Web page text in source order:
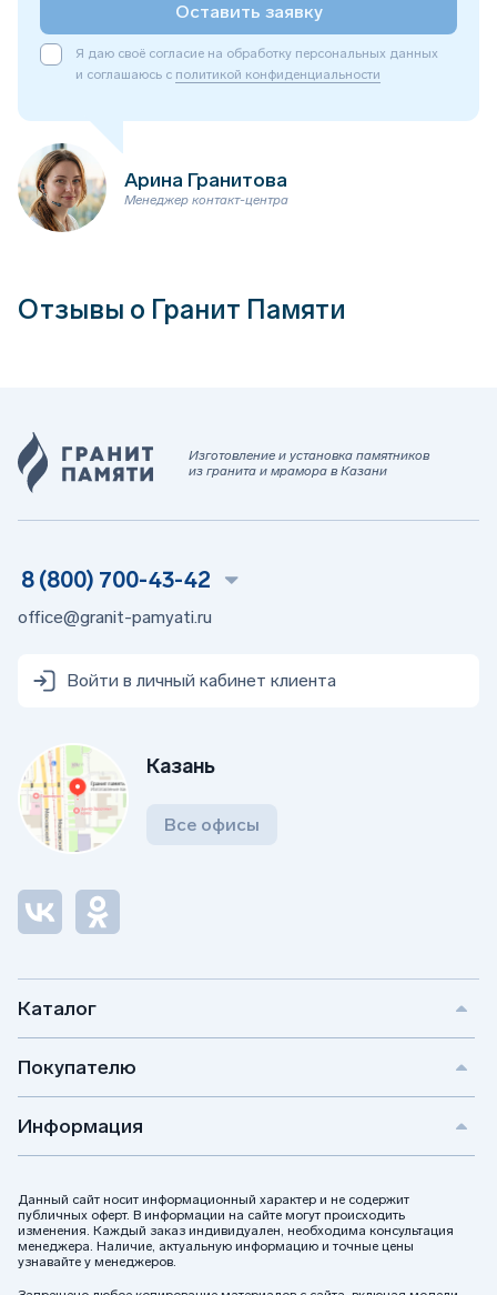
Оставить заявку
Я даю своё согласие на обработку персональных данных
и соглашаюсь с политикой конфиденциальности
Арина Гранитова
Менеджер контакт-центра
Отзывы о Гранит Памяти
Изготовление и установка памятников
из гранита и мрамора в Казани
Каталог
Покупателю
Информация
Данный сайт носит информационный характер и не содержит
публичных оферт. В информации на сайте могут происходить
изменения. Каждый заказ индивидуален, необходима консультация
менеджера. Наличие, актуальную информацию и точные цены
узнавайте у менеджеров.
8 (800) 700-43-42
office@granit-pamyati.ru
Войти в личный кабинет клиента
Казань
Все офисы